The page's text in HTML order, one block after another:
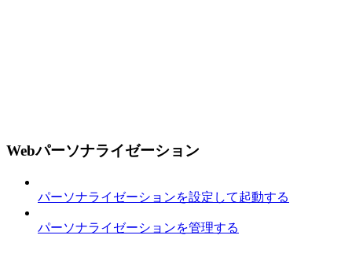
Webパーソナライゼーション
パーソナライゼーションを設定して起動する
パーソナライゼーションを管理する